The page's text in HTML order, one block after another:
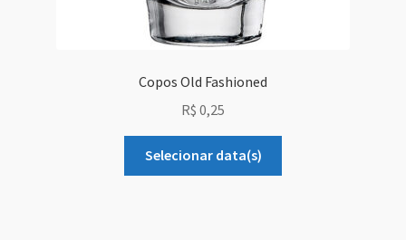
Copos Old Fashioned
R$ 0,25
Selecionar data(s)